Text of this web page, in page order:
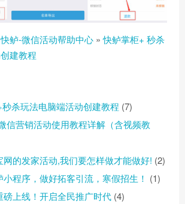
快鲈-微信活动帮助中心 »快鲈掌柜+ 秒杀
建教程
杀玩法电脑端活动创建教程 (7)
信营销活动使用教程详解（含视频教
的发家活动,我们要怎样做才能做好! (2)
程序，做好拓客引流，寒假招生！ (1)
磅上线！开启全民推广时代 (4)